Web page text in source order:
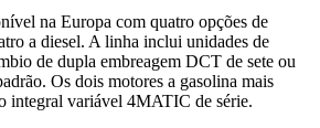
na Europa com quatro opções de
a diesel. A linha inclui unidades de
de dupla embreagem DCT de sete ou
Os dois motores a gasolina mais
integral variável 4MATIC de série.